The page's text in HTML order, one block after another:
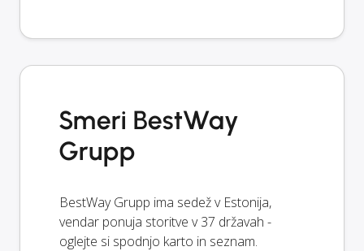
Smeri BestWay
Grupp
BestWay Grupp ima sedež v Estonija,
vendar ponuja storitve v 37 državah -
oglejte si spodnjo karto in seznam.